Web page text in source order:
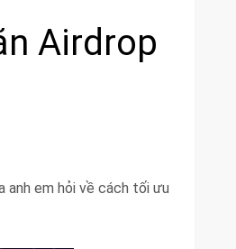
Airdrop
anh em hỏi về cách tối ưu